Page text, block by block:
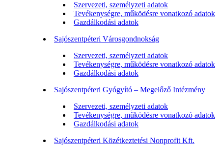
Szervezeti, személyzeti adatok
Tevékenységre, működésre vonatkozó adatok
Gazdálkodási adatok
Sajószentpéteri Városgondnokság
Szervezeti, személyzeti adatok
Tevékenységre, működésre vonatkozó adatok
Gazdálkodási adatok
Sajószentpéteri Gyógyító – Megelőző Intézmény
Szervezeti, személyzeti adatok
Tevékenységre, működésre vonatkozó adatok
Gazdálkodási adatok
Sajószentpéteri Közétkeztetési Nonprofit Kft.